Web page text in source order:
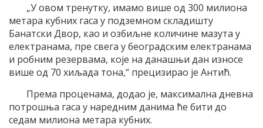
„У овом тренутку, имамо више од 300 милиона
метара кубних гаса у подземном складишту
Банатски Двор, као и озбиљне количине мазута у
електранама, пре свега у београдским електранама
и робним резервама, које на данашњи дан износе
више од 70 хиљада тона,“ прецизирао је Антић.
Према проценама, додао је, максимална дневна
потрошња гаса у наредним данима ће бити до
седам милиона метара кубних.